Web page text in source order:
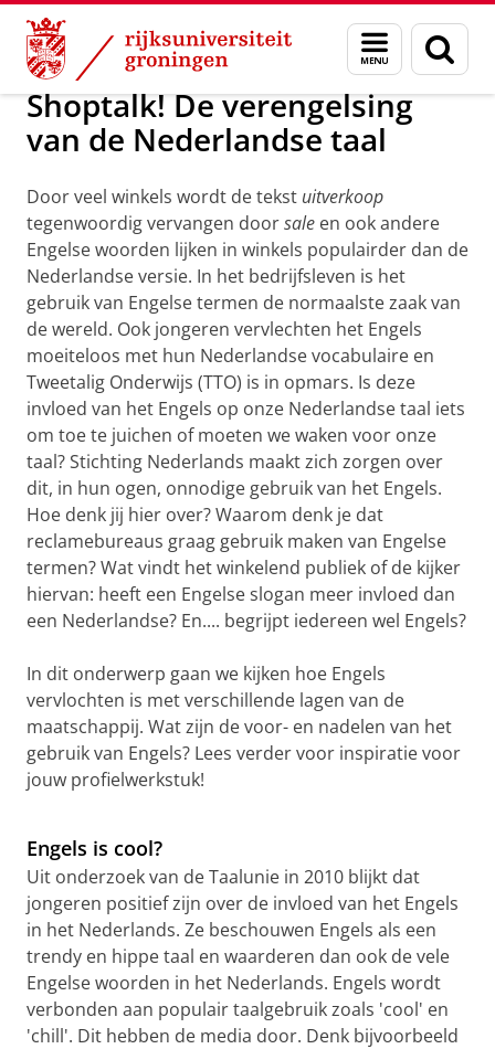
Skip
Content
Skip
Navigation
Menu
en
zoeken
Over ons
Shoptalk! De verengelsing
van de Nederlandse taal
Door veel winkels wordt de tekst uitverkoop
tegenwoordig vervangen doorsale en ook andere
Engelse woorden lijken in winkels populairder dan de
Nederlandse versie. In het bedrijfsleven is het
gebruik van Engelse termen de normaalste zaak van
de wereld. Ook jongeren vervlechten het Engels
moeiteloos met hun Nederlandse vocabulaire en
Tweetalig Onderwijs (TTO) is in opmars. Is deze
invloed van het Engels op onze Nederlandse taal iets
om toe te juichen of moeten we waken voor onze
taal? Stichting Nederlands maakt zich zorgen over
dit, in hun ogen, onnodige gebruik van het Engels.
Hoe denk jij hier over? Waarom denk je dat
reclamebureaus graag gebruik maken van Engelse
termen? Wat vindt het winkelend publiek of de kijker
hiervan: heeft een Engelse slogan meer invloed dan
een Nederlandse? En.... begrijpt iedereen wel Engels?
In dit onderwerp gaan we kijken hoe Engels
vervlochten is met verschillende lagen van de
maatschappij. Wat zijn de voor- en nadelen van het
gebruik van Engels? Lees verder voor inspiratie voor
jouw profielwerkstuk!
video te zien
Engels is cool?
Uit onderzoek van de Taalunie in 2010 blijkt dat
jongeren positief zijn over de invloed van het Engels
in het Nederlands. Ze beschouwen Engels als een
trendy en hippe taal en waarderen dan ook de vele
Engelse woorden in het Nederlands. Engels wordt
verbonden aan populair taalgebruik zoals 'cool' en
'chill'. Dit hebben de media door. Denk bijvoorbeeld